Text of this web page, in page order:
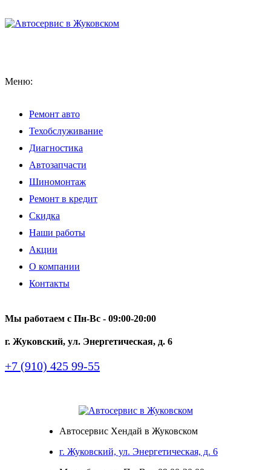
Меню:
Ремонт авто
Техобслуживание
Диагностика
Автозапчасти
Шиномонтаж
Ремонт в кредит
Скидка
Наши работы
Акции
О компании
Контакты
Мы работаем с Пн-Вc - 09:00-20:00
г. Жуковский, ул. Энергетическая, д. 6
+7 (910) 425 99-55
Автосервис Хендай в Жуковском
г. Жуковский, ул. Энергетическая, д. 6